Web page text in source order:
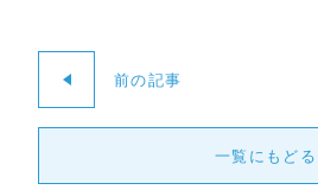
前の記事
一覧にもどる